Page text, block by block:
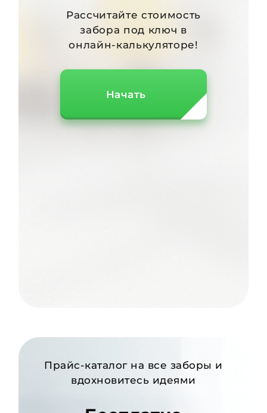
Рассчитайте стоимость
забора под ключ в
онлайн-калькуляторе!
Начать
Прайс-каталог на все заборы и
вдохновитесь идеями